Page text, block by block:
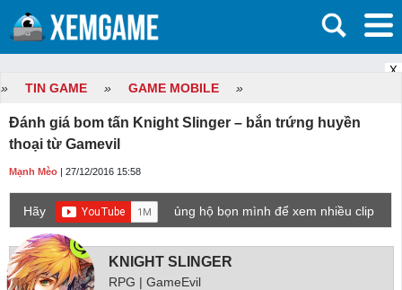
X
» TIN GAME » GAME MOBILE »
Đánh giá bom tấn Knight Slinger – bắn trứng huyền
thoại từ Gamevil
Mạnh Mèo | 27/12/2016 15:58
Hãy
ủng hộ bọn mình để xem nhiều clip
game mới hơn nhé!
KNIGHT SLINGER
RPG | GameEvil